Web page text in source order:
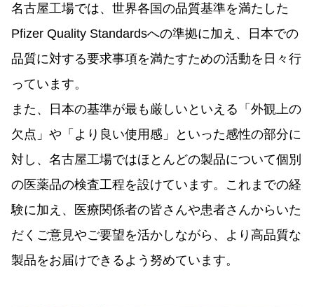
名古屋工場では、世界各国の品質基準を満たした
Pfizer Quality Standardsへの準拠に加え、日本での
品質に対する要求事項を満たすための活動を日々行
っています。
また、日本の基準が最も厳しいといえる「外観上の
欠点」や「より良い使用感」といった感性の部分に
対し、名古屋工場ではほとんどの製品について個別
の医薬品の検査工程を設けています。これまでの経
験に加え、医療関係者の皆さんや患者さんからいた
だくご意見やご要望を活かしながら、より高品質な
製品をお届けできるよう努めています。